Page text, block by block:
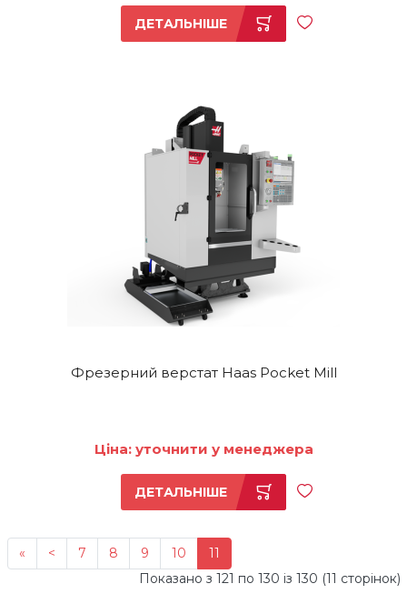
ДЕТАЛЬНІШЕ
Фрезерний верстат Haas Pocket Mill
Ціна: уточнити у менеджера
ДЕТАЛЬНІШЕ
« < 7 8 9 10
11
Показано з 121 по 130 із 130 (11 сторінок)